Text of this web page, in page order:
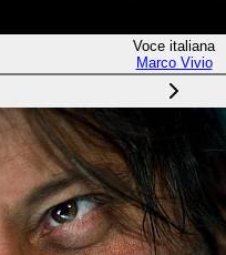
Voce italiana
Marco Vivio